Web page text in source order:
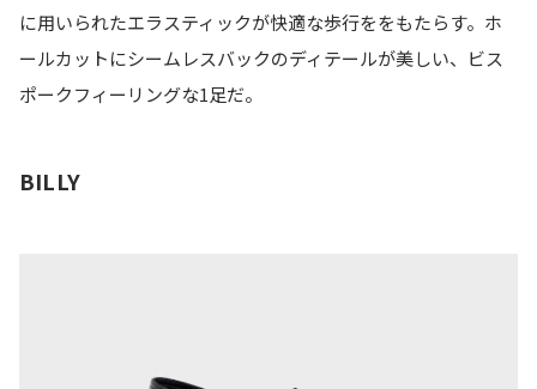
に用いられたエラスティックが快適な歩行ををもたらす。ホ
ールカットにシームレスバックのディテールが美しい、ビス
ポークフィーリングな1足だ。
BILLY